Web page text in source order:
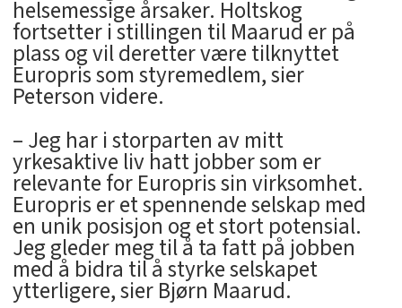
helsemessige årsaker. Holtskog
fortsetter i stillingen til Maarud er på
plass og vil deretter være tilknyttet
Europris som styremedlem, sier
Peterson videre.
– Jeg har i storparten av mitt
yrkesaktive liv hatt jobber som er
relevante for Europris sin virksomhet.
Europris er et spennende selskap med
en unik posisjon og et stort potensial.
Jeg gleder meg til å ta fatt på jobben
med å bidra til å styrke selskapet
ytterligere, sier Bjørn Maarud.